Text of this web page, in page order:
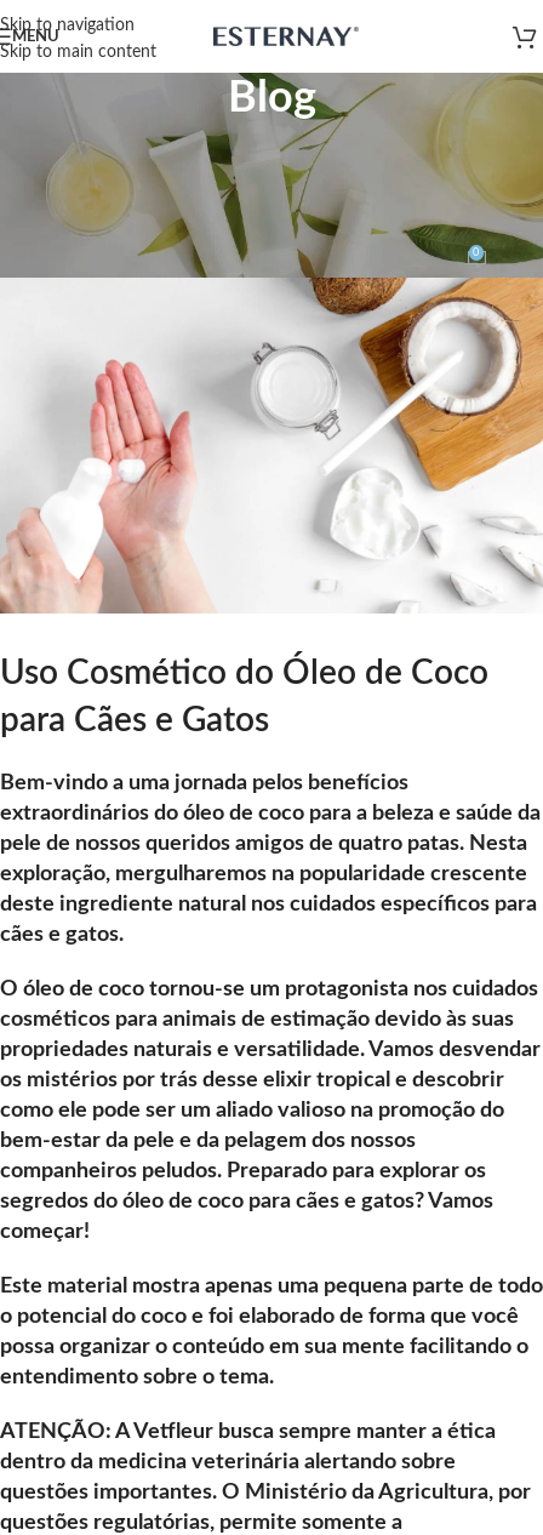
Skip to navigation
Skip to main content
MENU
Blog
INSPIRATION
Uso Cosmético do Óleo de Coco
para Cães e Gatos
contato@esternay.com.br On 27 de agosto de 2021
0
Uso Cosmético do Óleo de Coco
para Cães e Gatos
Bem-vindo a uma jornada pelos benefícios
extraordinários do óleo de coco para a beleza e saúde da
pele de nossos queridos amigos de quatro patas. Nesta
exploração, mergulharemos na popularidade crescente
deste ingrediente natural nos cuidados específicos para
cães e gatos.
O óleo de coco tornou-se um protagonista nos cuidados
cosméticos para animais de estimação devido às suas
propriedades naturais e versatilidade. Vamos desvendar
os mistérios por trás desse elixir tropical e descobrir
como ele pode ser um aliado valioso na promoção do
bem-estar da pele e da pelagem dos nossos
companheiros peludos. Preparado para explorar os
segredos do óleo de coco para cães e gatos? Vamos
começar!
Este material mostra apenas uma pequena parte de todo
o potencial do coco e foi elaborado de forma que você
possa organizar o conteúdo em sua mente facilitando o
entendimento sobre o tema.
ATENÇÃO: A Vetfleur busca sempre manter a ética
dentro da medicina veterinária alertando sobre
questões importantes. O Ministério da Agricultura, por
questões regulatórias, permite somente a